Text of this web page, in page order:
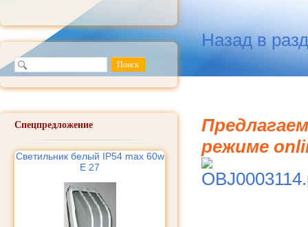
Спецпредложение
Cветильник белый IP54 max 60w
E 27
Назад в
режиме